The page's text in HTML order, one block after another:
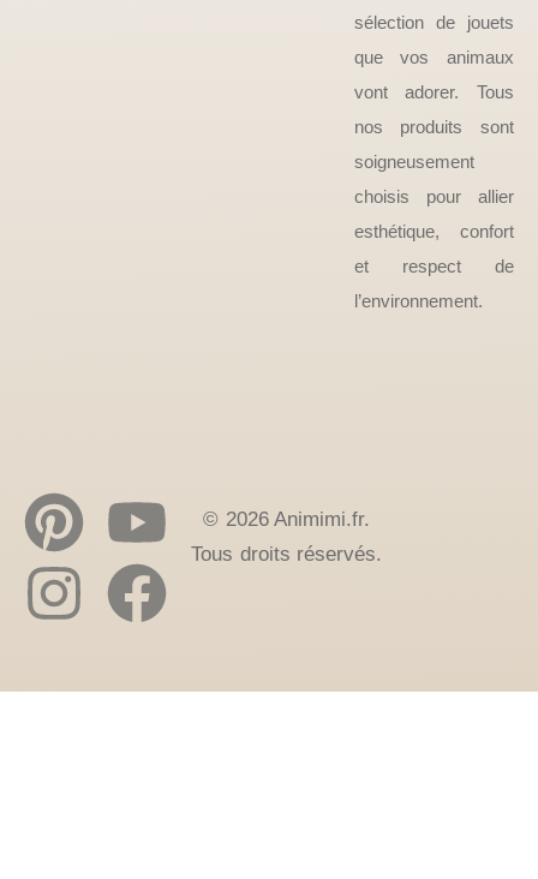
sélection de jouets
que vos animaux
vont adorer. Tous
nos produits sont
soigneusement
choisis pour allier
esthétique, confort
et respect de
l’environnement.
© 2026 Animimi.fr.
Tous droits réservés.